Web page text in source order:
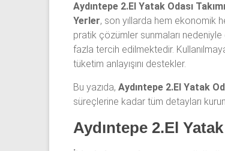
yatak
odası,
Antika
yatak
odası
ve
Metebronz
odası
Aydıntepe 2.El Yatak Odası
Yerler, son yıllarda hem ekonomik
pratik çözümler sunmaları
fazla tercih edilmektedir.
tüketim anlayışını destekler.
Bu yazıda, Aydıntepe 2.El Yatak
süreçlerine kadar tüm detayları
Aydıntepe 2.El